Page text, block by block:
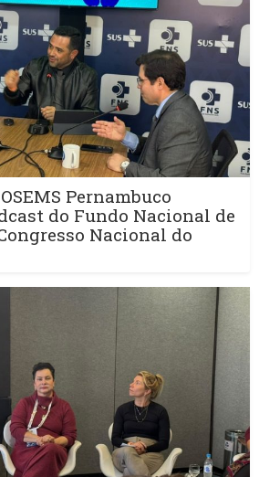
Pernambuco
do Fundo Nacional de
Nacional do